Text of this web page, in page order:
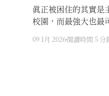
真正被困住的其實是
校園，而最強大也最
09 1月 2026閱讀時間 5 分